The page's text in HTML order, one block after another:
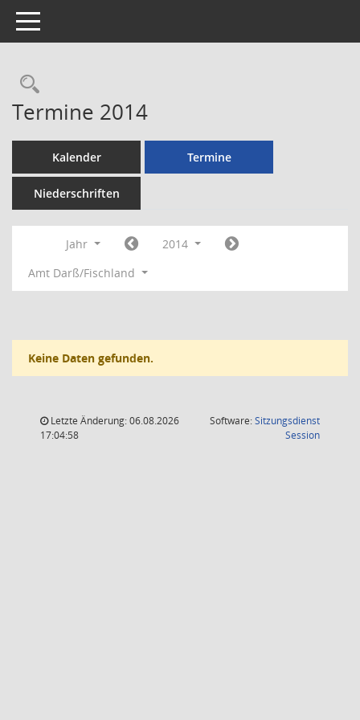
Toggle navigation
Rechercheauswahl
Termine 2014
Kalender Termine
Niederschriften
Jahr
2014
Amt Darß/Fischland
Keine Daten gefunden.
Letzte Änderung: 06.08.2026
17:04:58
Software:Sitzungsdienst
Session(Wird in